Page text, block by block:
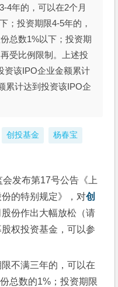
4年的，可以在2个月
；投资期限4-5年的，
总数1%以下；投资期
受比例限制。上述投
资该IPO企业金额累计
累计达到投资该IPO企
创投基金 杨春宝
发布第17号公告《上
的特别规定》，对创
份作出大幅放松（请
权投资基金，可以参
不满三年的，可以在
总数的1%；投资期限